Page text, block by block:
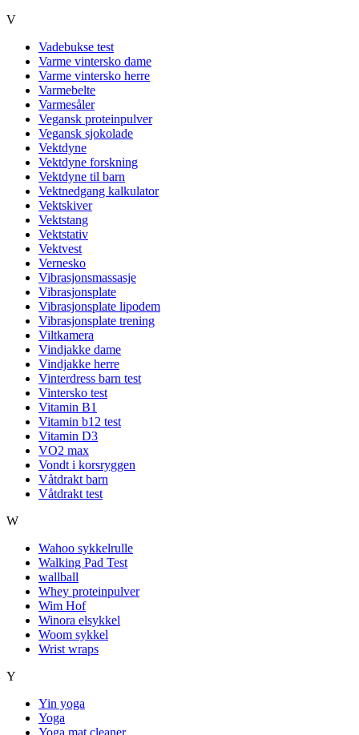
V
Vadebukse test
Varme vintersko dame
Varme vintersko herre
Varmebelte
Varmesåler
Vegansk proteinpulver
Vegansk sjokolade
Vektdyne
Vektdyne forskning
Vektdyne til barn
Vektnedgang kalkulator
Vektskiver
Vektstang
Vektstativ
Vektvest
Vernesko
Vibrasjonsmassasje
Vibrasjonsplate
Vibrasjonsplate lipodem
Vibrasjonsplate trening
Viltkamera
Vindjakke dame
Vindjakke herre
Vinterdress barn test
Vintersko test
Vitamin B1
Vitamin b12 test
Vitamin D3
VO2 max
Vondt i korsryggen
Våtdrakt barn
Våtdrakt test
W
Wahoo sykkelrulle
Walking Pad Test
wallball
Whey proteinpulver
Wim Hof
Winora elsykkel
Woom sykkel
Wrist wraps
Y
Yin yoga
Yoga
Yoga mat cleaner